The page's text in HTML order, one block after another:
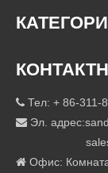
 Тел: + 86-311-
 Эл. адрес:
 Офис: